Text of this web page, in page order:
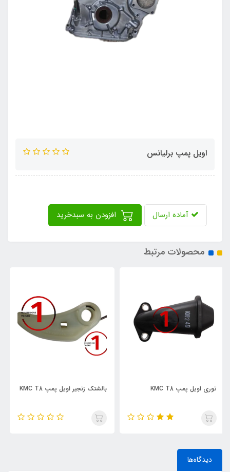
اویل پمپ برلیانس
آماده ارسال
محصولات مرتبط
بالشتک زنجیر اویل پمپ KMC T8 پمپ هیدرولیک KMC T8
دیدگاه‌ها